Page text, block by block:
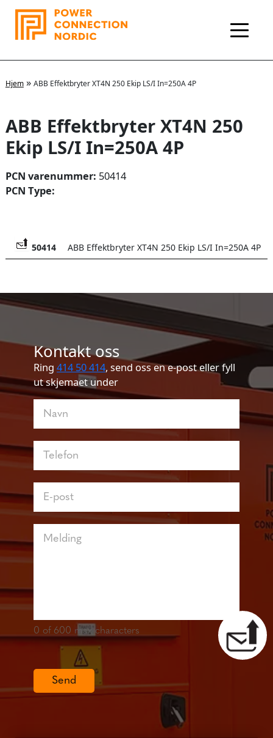
Hopp
Hjem» ABB Effektbryter XT4N 250 Ekip LS/I In=250A 4P
ABB Effektbryter XT4N 250
Ekip LS/I In=250A 4P
PCN varenummer: 50414
PCN Type:
50414 ABB Effektbryter XT4N 250 Ekip LS/I In=250A 4P
Kontakt oss
Ring 414 50 414, send oss en e-post eller fyll
ut skjemaet under
Kontakt
oss
0 of 600 max characters
Send